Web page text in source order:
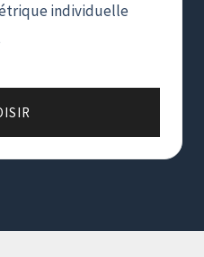
individuelle